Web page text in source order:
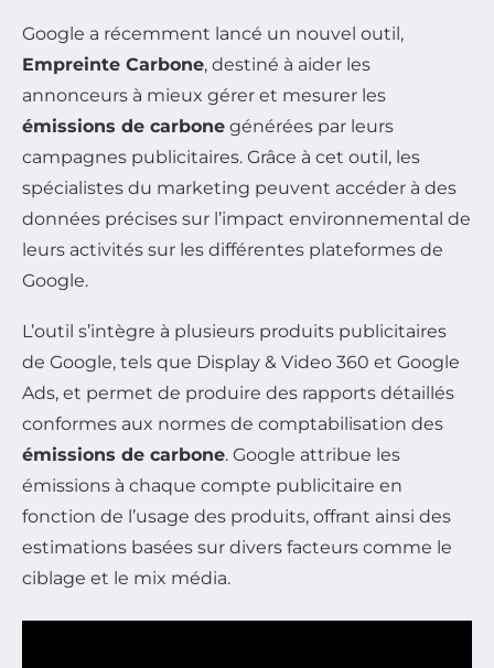
Google a récemment lancé un nouvel outil,
Empreinte Carbone, destiné à aider les
annonceurs à mieux gérer et mesurer les
émissions de carbone générées par leurs
campagnes publicitaires. Grâce à cet outil, les
spécialistes du marketing peuvent accéder à des
données précises sur l’impact environnemental de
leurs activités sur les différentes plateformes de
Google.
L’outil s’intègre à plusieurs produits publicitaires
de Google, tels que Display & Video 360 et Google
Ads, et permet de produire des rapports détaillés
conformes aux normes de comptabilisation des
émissions de carbone. Google attribue les
émissions à chaque compte publicitaire en
fonction de l’usage des produits, offrant ainsi des
estimations basées sur divers facteurs comme le
ciblage et le mix média.